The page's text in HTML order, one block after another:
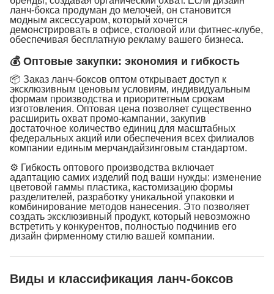
ланч-бокса продуман до мелочей, он становится
модным аксессуаром, который хочется
демонстрировать в офисе, столовой или фитнес-клубе,
обеспечивая бесплатную рекламу вашего бизнеса.
💰 Оптовые закупки: экономия и гибкость
📦 Заказ ланч-боксов оптом открывает доступ к
эксклюзивным ценовым условиям, индивидуальным
формам производства и приоритетным срокам
изготовления. Оптовая цена позволяет существенно
расширить охват промо-кампании, закупив
достаточное количество единиц для масштабных
федеральных акций или обеспечения всех филиалов
компании единым мерчандайзинговым стандартом.
⚙️ Гибкость оптового производства включает
адаптацию самих изделий под ваши нужды: изменение
цветовой гаммы пластика, кастомизацию формы
разделителей, разработку уникальной упаковки и
комбинирование методов нанесения. Это позволяет
создать эксклюзивный продукт, который невозможно
встретить у конкурентов, полностью подчинив его
дизайн фирменному стилю вашей компании.
Виды и классификация ланч-боксов